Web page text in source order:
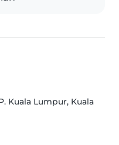
Kuala Lumpur, Kuala